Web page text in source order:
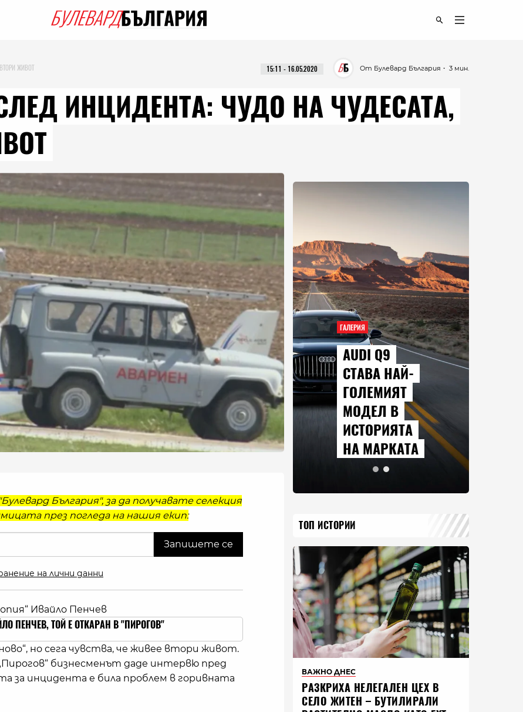
ЖИВОТ ・ 3 мин.
От Булевард България
15:11 - 16.05.2020
ИНЦИДЕНТА: ЧУДО НА ЧУДЕСАТА,
България", за да получавате селекция
през погледа на нашия екип:
на лични данни
Ивайло Пенчев
ПЕНЧЕВ, ТОЙ Е ОТКАРАН В "ПИРОГОВ"
но сега чувства, че живее втори живот.
бизнесменът даде интервю пред
за инцидента е била проблем в горивната
ГАЛЕРИЯ
AUDI Q9
СТАВА НАЙ-
ГОЛЕМИЯТ
МОДЕЛ В
ИСТОРИЯТА
НА МАРКАТА
ТОП ИСТОРИИ
ВАЖНО ДНЕС
РАЗКРИХА НЕЛЕГАЛЕН ЦЕХ В
СЕЛО ЖИТЕН – БУТИЛИРАЛИ